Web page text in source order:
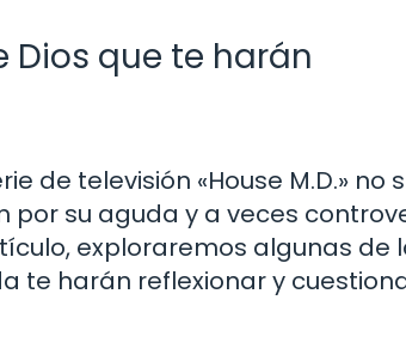
Dios que te harán
de televisión «House M.D.» no
por su aguda y a veces
exploraremos algunas de
te harán reflexionar y